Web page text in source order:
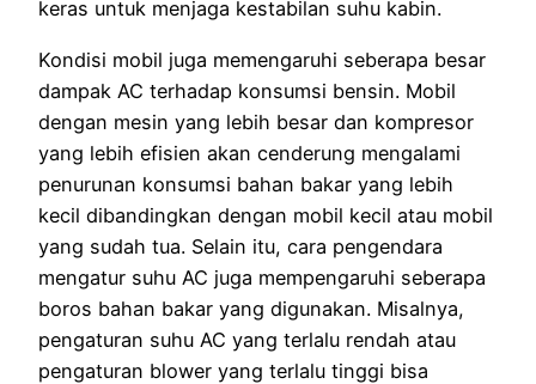
keras untuk menjaga kestabilan suhu kabin.
Kondisi mobil juga memengaruhi seberapa besar
dampak AC terhadap konsumsi bensin. Mobil
dengan mesin yang lebih besar dan kompresor
yang lebih efisien akan cenderung mengalami
penurunan konsumsi bahan bakar yang lebih
kecil dibandingkan dengan mobil kecil atau mobil
yang sudah tua. Selain itu, cara pengendara
mengatur suhu AC juga mempengaruhi seberapa
boros bahan bakar yang digunakan. Misalnya,
pengaturan suhu AC yang terlalu rendah atau
pengaturan blower yang terlalu tinggi bisa